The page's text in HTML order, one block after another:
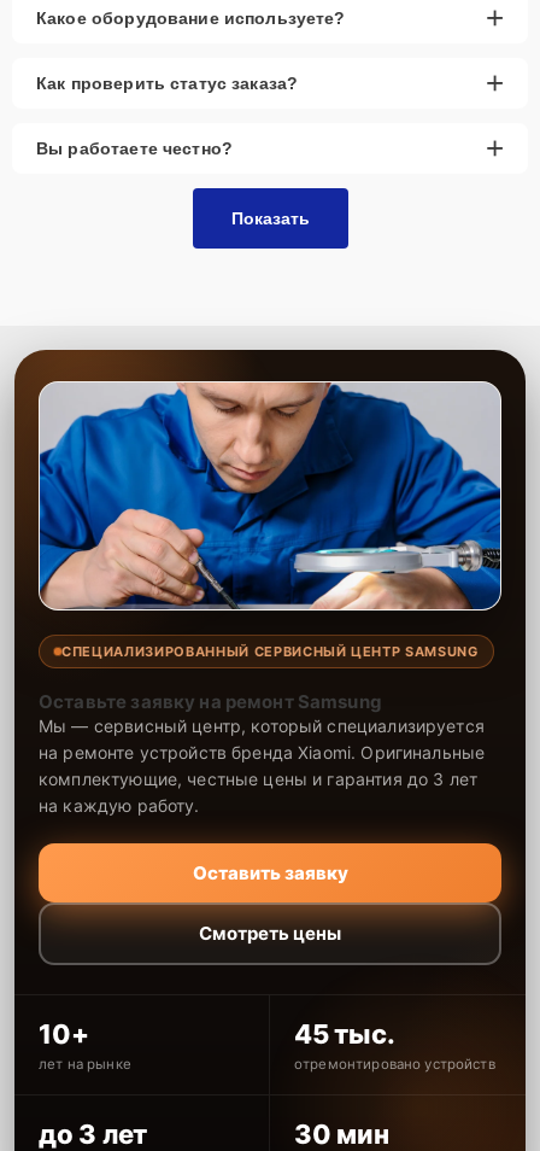
Какое оборудование используете? +
Как проверить статус заказа? +
Вы работаете честно? +
Показать
СПЕЦИАЛИЗИРОВАННЫЙ СЕРВИСНЫЙ ЦЕНТР SAMSUNG
Оставьте заявку на ремонт Samsung
Мы — сервисный центр, который специализируется
на ремонте устройств бренда Xiaomi. Оригинальные
комплектующие, честные цены и гарантия до 3 лет
на каждую работу.
Оставить заявку
Смотреть цены
10+
лет на рынке
45 тыс.
отремонтировано устройств
до 3 лет 30 мин